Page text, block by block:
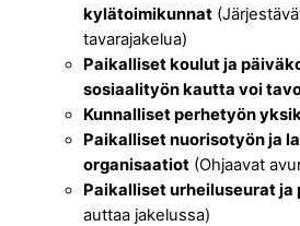
kylätoimikunnat
tavarajakelua)
Paikalliset koulut ja
sosiaalityön kautta voi
Kunnalliset perhetyön
Paikalliset nuorisotyön ja
organisaatiot(Ohjaavat
Paikalliset urheiluseurat ja
auttaa jakelussa)